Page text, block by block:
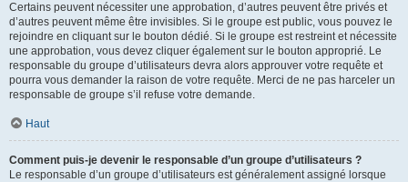
Certains peuvent nécessiter une approbation, d’autres peuvent être privés et
d’autres peuvent même être invisibles. Si le groupe est public, vous pouvez le
rejoindre en cliquant sur le bouton dédié. Si le groupe est restreint et nécessite
une approbation, vous devez cliquer également sur le bouton approprié. Le
responsable du groupe d’utilisateurs devra alors approuver votre requête et
pourra vous demander la raison de votre requête. Merci de ne pas harceler un
responsable de groupe s’il refuse votre demande.
Haut
Comment puis-je devenir le responsable d’un groupe d’utilisateurs ?
Le responsable d’un groupe d’utilisateurs est généralement assigné lorsque